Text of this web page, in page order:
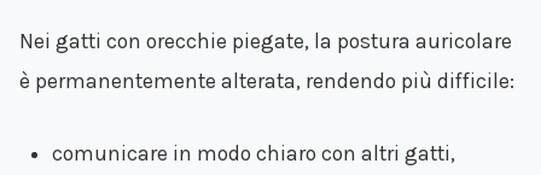
Nei gatti con orecchie piegate, la postura auricolare
è permanentemente alterata, rendendo più difficile:
comunicare in modo chiaro con altri gatti,